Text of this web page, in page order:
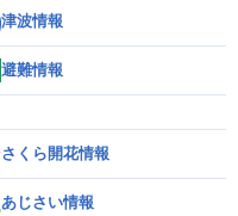
津波情報
避難情報
さくら開花情報
あじさい情報